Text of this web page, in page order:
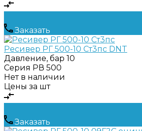
Заказать
Ресивер РГ 500-10 Ст3пс DNT
Давление, бар 10
Серия РВ 500
Нет в наличии
Цены за шт
Заказать